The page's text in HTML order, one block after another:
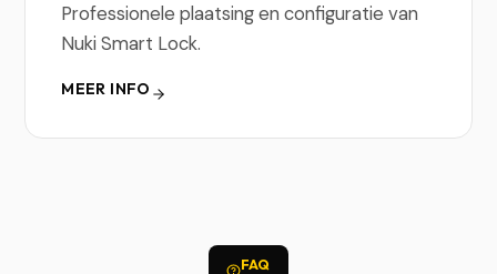
Professionele plaatsing en configuratie van
Nuki Smart Lock.
MEER INFO
FAQ